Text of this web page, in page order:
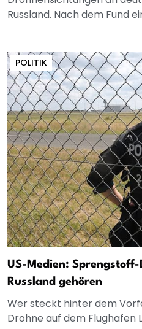
Russland. Nach dem Fund
POLITIK
US-Medien:
Russland gehören
Wer steckt hinter dem
Drohne auf dem Flughafen